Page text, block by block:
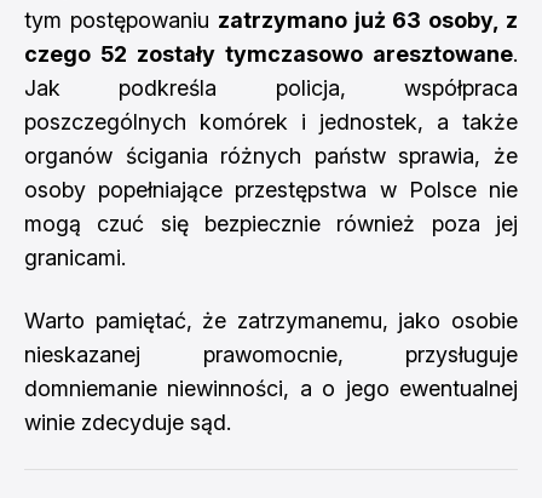
tym postępowaniu zatrzymano już 63 osoby, z
czego 52 zostały tymczasowo aresztowane.
Jak podkreśla policja, współpraca
poszczególnych komórek i jednostek, a także
organów ścigania różnych państw sprawia, że
osoby popełniające przestępstwa w Polsce nie
mogą czuć się bezpiecznie również poza jej
granicami.
Warto pamiętać, że zatrzymanemu, jako osobie
nieskazanej prawomocnie, przysługuje
domniemanie niewinności, a o jego ewentualnej
winie zdecyduje sąd.